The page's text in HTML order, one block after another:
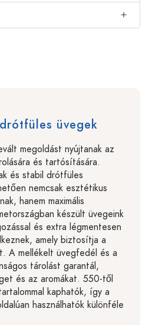
üvegek
megoldást nyújtanak az
és tartósítására.
és stabil drótfüles
nemcsak esztétikus
hanem maximális
készült üvegeink
és extra légmentesen
amely biztosítja a
A mellékelt üvegfedél és a
tárolást garantál,
és az aromákat. 550-től
kaphatók, így a
használhatók különféle